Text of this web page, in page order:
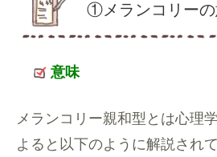
①メランコリーの
意味
メランコリー親和型とは心理
よると以下のように解説されて